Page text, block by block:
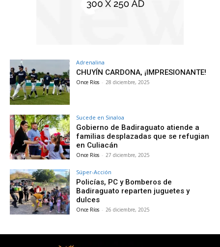
Adrenalina
CHUYÍN CARDONA, ¡IMPRESIONANTE!
Once Ríos - 28 diciembre, 2025
Sucede en Sinaloa
Gobierno de Badiraguato atiende a
familias desplazadas que se refugian
en Culiacán
Once Ríos - 27 diciembre, 2025
Súper-Acción
Policías, PC y Bomberos de
Badiraguato reparten juguetes y
dulces
Once Ríos - 26 diciembre, 2025